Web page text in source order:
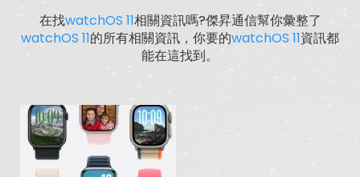
在找watchOS 11相關資訊嗎?傑昇通信幫你彙整了
watchOS 11的所有相關資訊，你要的watchOS 11資訊都
能在這找到。